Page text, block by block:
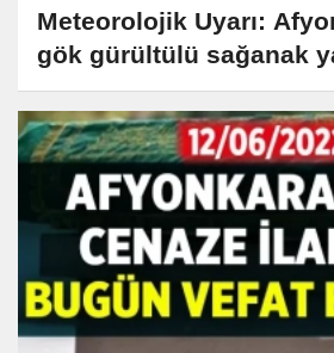
Meteorolojik Uyarı:
gök gürültülü sağanak